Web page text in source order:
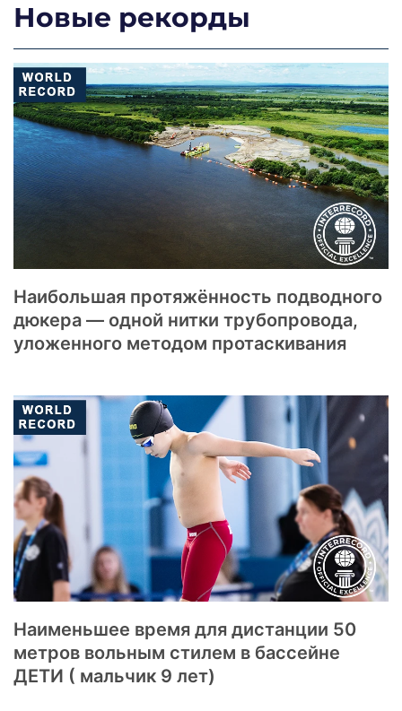
Новые рекорды
Наибольшая протяжённость подводного
дюкера — одной нитки трубопровода,
уложенного методом протаскивания
Наименьшее время для дистанции 50
метров вольным стилем в бассейне
ДЕТИ ( мальчик 9 лет)